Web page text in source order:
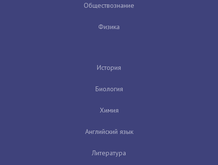
Обществознание
Физика
История
Биология
Химия
Английский язык
Литература